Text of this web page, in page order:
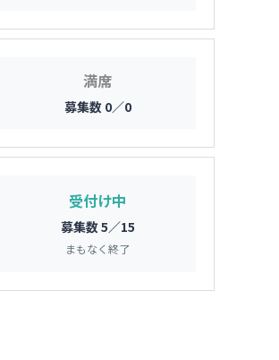
満席
募集数 0／0
受付け中
募集数 5／15
まもなく終了